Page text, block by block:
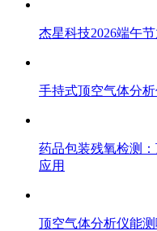
杰星科技2026端午
手持式顶空气体分
药品包装残氧检测
应用
顶空气体分析仪能